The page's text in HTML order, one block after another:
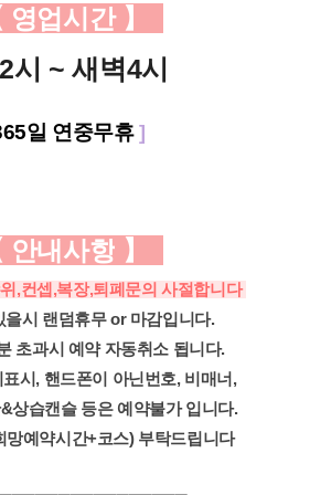
영업시간 】
시 ~ 새벽4시
일 연중무휴]
안내사항 】
,컨셉,복장,퇴폐문의 사절합니다
을시 랜덤휴무 or 마감입니다.
초과시 예약 자동취소 됩니다.
시, 핸드폰이 아닌번호, 비매너,
상습캔슬 등은 예약불가 입니다.
망예약시간+코스) 부탁드립니다